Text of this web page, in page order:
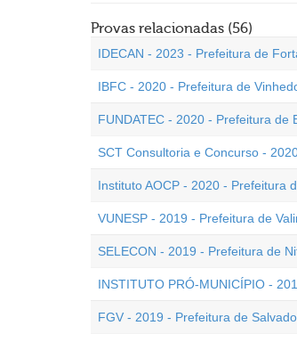
Provas relacionadas (56)
IDECAN - 2023 - Prefeitura de
IBFC - 2020 - Prefeitura de
FUNDATEC - 2020 - Prefeitura de
SCT Consultoria e Concurso -
Instituto AOCP - 2020 - Prefeitura
VUNESP - 2019 - Prefeitura de
SELECON - 2019 - Prefeitura de
INSTITUTO PRÓ-MUNICÍPIO -
FGV - 2019 - Prefeitura de